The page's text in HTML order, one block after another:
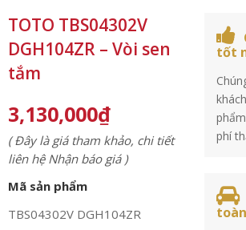
TOTO TBS04302V
DGH104ZR – Vòi sen
tắm
3,130,000₫
( Đây là giá tham khảo, chi tiết
liên hệ Nhận báo giá )
Mã sản phẩm
TBS04302V DGH104ZR
tốt
phí